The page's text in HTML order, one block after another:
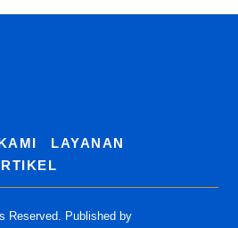
LAYANAN
Reserved. Published by